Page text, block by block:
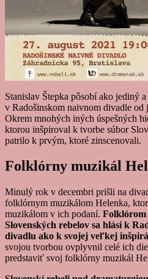
Stanislav Štepka pôsobí ako jediný
v Radošinskom naivnom divadle
Okrem mnohých iných úspešných
ktorou inšpiroval k tvorbe súbor
patrilo k prvým, ktoré zinscenovali.
Folklórny muzikál
Minulý rok v decembri prišli na
folklórnym muzikálom Helenka,
muzikálom v ich podaní. Folklórom
Slovenských rebelov sa hlási k
divadlu ako k svojej veľkej
svojou tvorbou ovplyvnil celé ich
predstaviť svoj folklórny muzikál